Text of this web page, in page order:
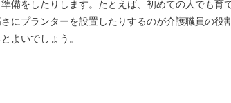
備をしたりします。たとえば、初めての人でも育
にプランターを設置したりするのが介護職員の役
よいでしょう。